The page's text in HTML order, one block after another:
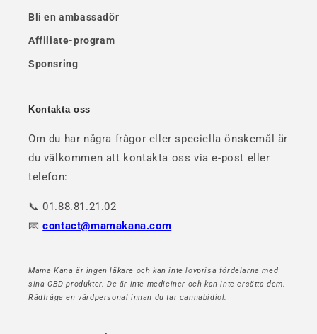
Bli en ambassadör
Affiliate-program
Sponsring
Kontakta oss
Om du har några frågor eller speciella önskemål är
du välkommen att kontakta oss via e-post eller
telefon:
📞 01.88.81.21.02
📧contact@mamakana.com
Mama Kana är ingen läkare och kan inte lovprisa fördelarna med
sina CBD-produkter. De är inte mediciner och kan inte ersätta dem.
Rådfråga en vårdpersonal innan du tar cannabidiol.